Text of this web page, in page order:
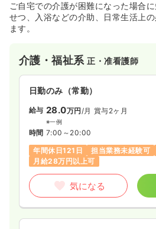
ご自宅での介護が困難になった場合
せつ、入浴などの介助、日常生活上
ます。
介護・福祉系正・准看護師
日勤のみ（常勤）
給与 28.0万円/月 賞与2ヶ月
※一例
時間 7:00～20:00
年間休日121日
担当業務未経験可
月給28万円以上可
気になる